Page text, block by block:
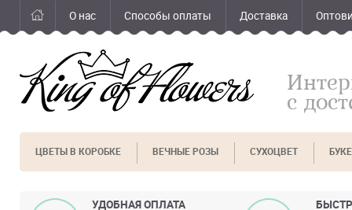
О нас Способы оплаты Доставка
с
ЦВЕТЫ В КОРОБКЕ ВЕЧНЫЕ РОЗЫ СУХОЦВЕТ
УДОБНАЯ ОПЛАТА